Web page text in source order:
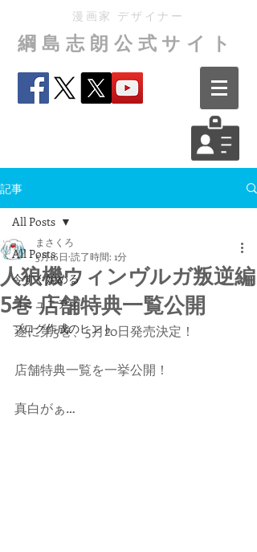
漫画家 デザイナー
綱島志朗公式サイト
記事
All Posts
今すぐ始める
コミュニティ
ブログ作成のヒント
All Posts
人狼機ウィンヴルガ叛逆編
5巻 店舗特典一覧公開
まさくろ
5月16日 読了時間: 1分
遂に第5巻、5月20日発売決定！
店舗特典一覧を一挙公開！
真白がぁ…